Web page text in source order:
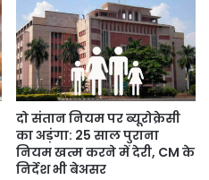
दो संतान नियम पर ब्यूरोक्रेसी
का अड़ंगा: 25 साल पुराना
नियम खत्म करने में देरी, CM के
निर्देश भी बेअसर